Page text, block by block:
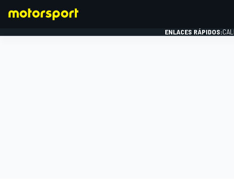
ENLACES RÁPIDOS: